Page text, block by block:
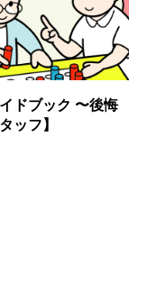
ドブック 〜後悔
ッフ】